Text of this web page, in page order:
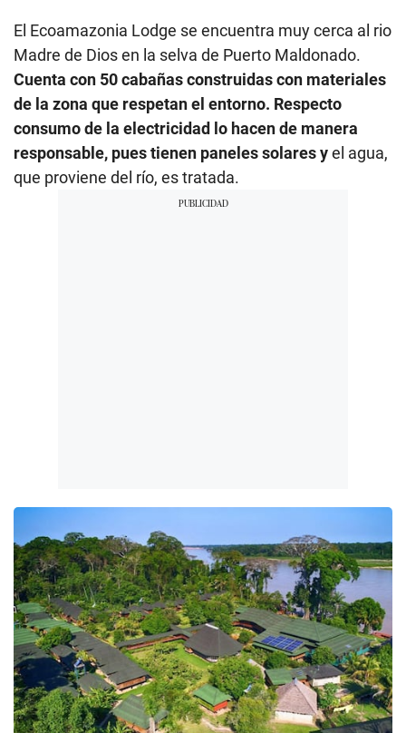
El Ecoamazonia Lodge se encuentra muy cerca al rio
Madre de Dios en la selva de Puerto Maldonado.
Cuenta con 50 cabañas construidas con materiales
de la zona que respetan el entorno. Respecto
consumo de la electricidad lo hacen de manera
responsable, pues tienen paneles solares yel agua,
que proviene del río, es tratada.